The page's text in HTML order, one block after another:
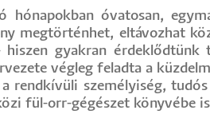
hónapokban óvatosan,
megtörténhet, eltávozhat
gyakran érdeklődtünk
végleg feladta a
rendkívüli személyiség,
fül-orr-gégészet könyvébe